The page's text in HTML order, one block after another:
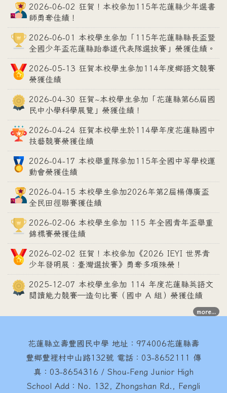
2026-06-02 狂賀！本校參加115年花蓮縣少年選書
師勇奪佳績！
2026-06-01 本校學生參加「115年花蓮縣縣長盃暨
全國少年盃花蓮縣跆拳道代表隊選拔賽」榮獲佳績。
2026-05-13 狂賀本校學生參加114年度鄉語文競賽
榮獲佳績
2026-04-30 狂賀~本校學生參加「花蓮縣第66屆國
民中小學科學展覽」榮獲佳績！
2026-04-24 狂賀本校學生於114學年度花蓮縣國中
技藝競賽榮獲佳績
2026-04-17 本校舉重隊參加115年全國中等學校運
動會榮獲佳績
2026-04-15 本校學生參加2026年第2屆楊傳廣盃
全民田徑聯賽獲佳績
2026-02-06 本校學生參加 115 年全國青年盃舉重
錦標賽榮獲佳績
2026-02-02 狂賀！本校參加《2026 IEYI 世界青
少年發明展：臺灣選拔賽》勇奪多項殊榮！
2025-12-07 本校學生參加 114 年度花蓮縣英語文
閱讀能力競賽—造句比賽（國中 A 組）榮獲佳績
more...
花蓮縣立壽豐國民中學 地址：974006花蓮縣壽
豐鄉豐裡村中山路132號 電話：03-8652111 傳
真：03-8654316 / Shou-Feng Junior High
School Add：No. 132, Zhongshan Rd., Fengli